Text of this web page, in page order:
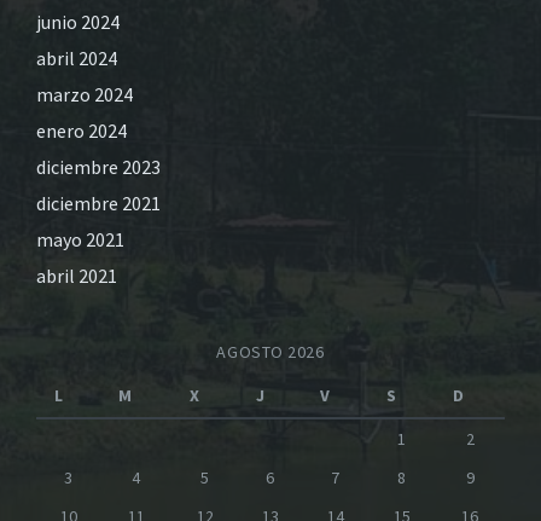
junio 2024
abril 2024
marzo 2024
enero 2024
diciembre 2023
diciembre 2021
mayo 2021
abril 2021
AGOSTO 2026
L
M X J V S
D
1
2
3
4 5 6 7 8
9